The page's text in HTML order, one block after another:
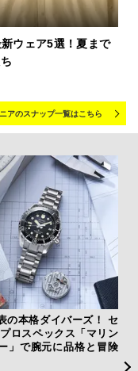
ウェア5選！夏まで
アのスナップ一覧はこちら
の本格ダイバーズ！ セ
ロスペックス「マリン
」で腕元に品格と冒険